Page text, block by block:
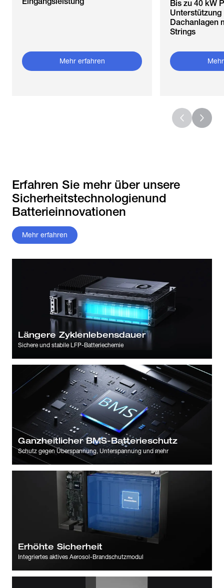
Mehr erfahren
Bis zu 40 kW
Dachanlagen
Strings
Erfahren Sie mehr über unsere
Sicherheitstechnologienund
Batterieinnovationen
Mehr erfahren
Längere Zyklenlebensdauer
Sichere und stabile LFP-Batteriechemie
Ganzheitlicher BMS-Batterieschutz
Schutz gegen Überspannung, Unterspannung und mehr
Erhöhte Sicherheit
Integriertes aktives Aerosol-Brandschutzmodul